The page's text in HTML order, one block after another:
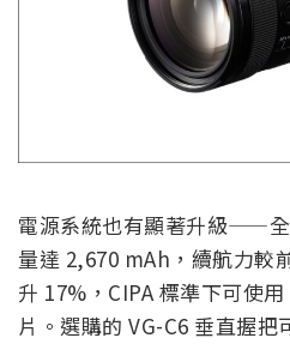
電源系統也有顯著升級——全
量達 2,670 mAh，續航力較
升 17%，CIPA 標準下可使
片。選購的 VG-C6 垂直握把